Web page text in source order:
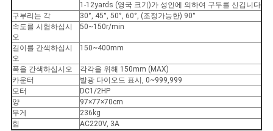
1-12yards (영국 크기)가 성인에 의하여 구두를 신깁니다
구부리는 각
30°, 45°, 50°, 60°, (조정가능한) 90°
속도를 시험하십시
오
50~150r/min
길이를 간색하십시
오
150~400mm
폭을 간색하십시오
각각을 위해 150mm (MAX)
카운터
발광 다이오드 표시, 0~999,999
모터
DC1/2HP
양
97×77×70cm
무게
236kg
힘
AC220V, 3A